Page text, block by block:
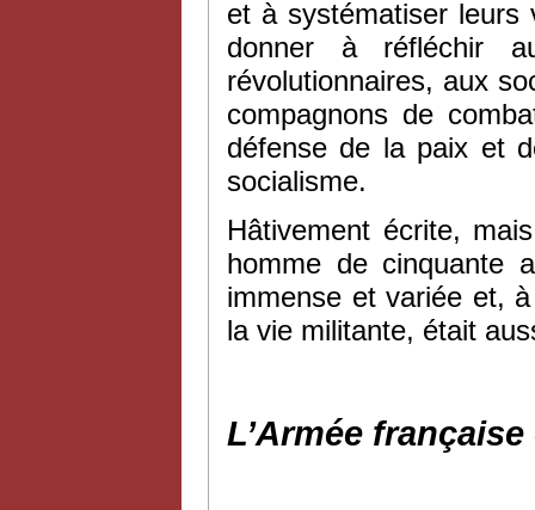
et à systématiser leurs
donner à réfléchir
révolutionnaires, aux
compagnons de
défense de la paix et
socialisme.
Hâtivement écrite,
homme de cinquante
immense et variée et,
la vie militante, était
L’Armée